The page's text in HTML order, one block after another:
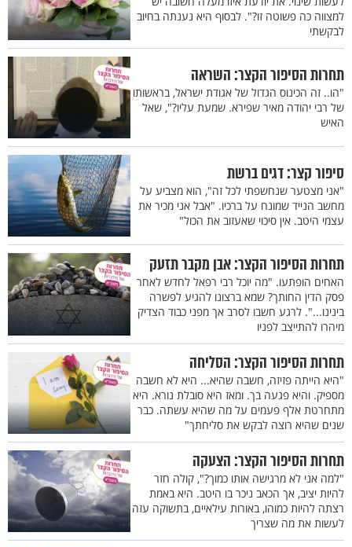
למצווה כה פשוטה זו?". לבסוף היא נענתה בחיוב
לבקשתי
תחרות הסיפור הקצר: השראה
"הו.. זה הכינוס הגדול של אגודת ישראל, בראשותו
של רבי יהודה מאיר שפירא. שמעת עליו?", שאל
האיש
סיפור קצר: דגים ברשת
"אני מצטער שנחשפתי לכל זה", הוא מצביע על
מחשב הנייד שמונח על ברכיו. "אבל אני מכיר את
עצמי היטב. אין סיכוי שאעזוב את הכול"
תחרות הסיפור הקצר: אבן מקבר תזעק
האחים הופתעו. "מה יוכל רבי רפאל לחדש לאחר
פסק הדין החותך? שמא ברצונו להגיע לפשרה
בינינו...". לרגע חשבו לסרב אך מפני כבוד הצדיק
מיהרו להתייצב לפניו
תחרות הסיפור הקצר: הסליחה
"היא הייתה פזיזה, חשבה שהיא... היא לא חשבה
מספיק. והיא פגעה בך. ומאז היא סובלת נורא. היא
מתחרטת אלף פעמים על מה שהיא עשתה. כבר
שנים שהיא רוצה לבקש את סליחתך"
תחרות הסיפור הקצר: הצעקה
"למה אני לא מרגישה אותו כמוך?", קולה חזר
להיות יציב, אך הכאב ניכר בו היטב. היא באמת
רצתה להיות כמוהו, באורות עילאיים, בתשוקה עזה
לעשות את מה שצריך